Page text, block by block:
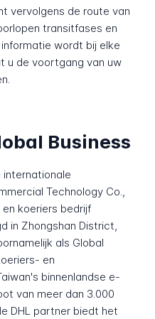
vervolgens de route van
transitfases en
wordt bij elke
u de voortgang van uw
Business
internationale
Technology Co.,
en koeriers bedrijf
in Zhongshan District,
als Global
en
binnenlandse e-
van meer dan 3.000
DHL partner biedt het